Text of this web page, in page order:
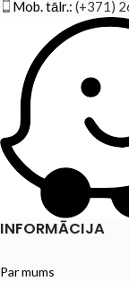
Mob. tālr.: (+371)
INFORMĀCIJA
Par mums